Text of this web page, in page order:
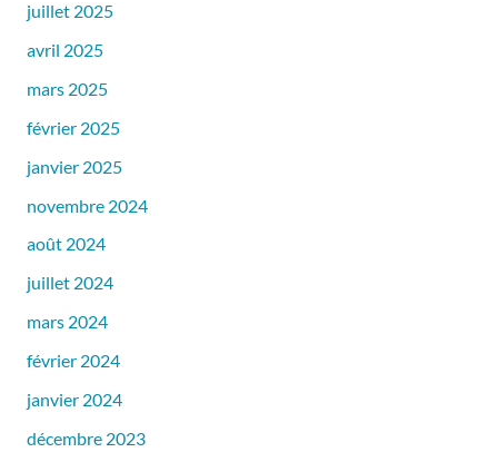
juillet 2025
avril 2025
mars 2025
février 2025
janvier 2025
novembre 2024
août 2024
juillet 2024
mars 2024
février 2024
janvier 2024
décembre 2023